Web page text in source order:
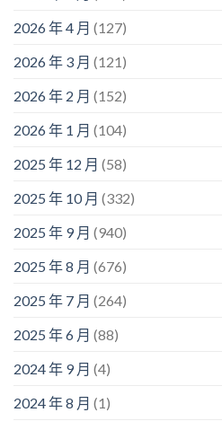
2026 年 4 月 (127)
2026 年 3 月 (121)
2026 年 2 月 (152)
2026 年 1 月 (104)
2025 年 12 月 (58)
2025 年 10 月 (332)
2025 年 9 月 (940)
2025 年 8 月 (676)
2025 年 7 月 (264)
2025 年 6 月 (88)
2024 年 9 月 (4)
2024 年 8 月 (1)